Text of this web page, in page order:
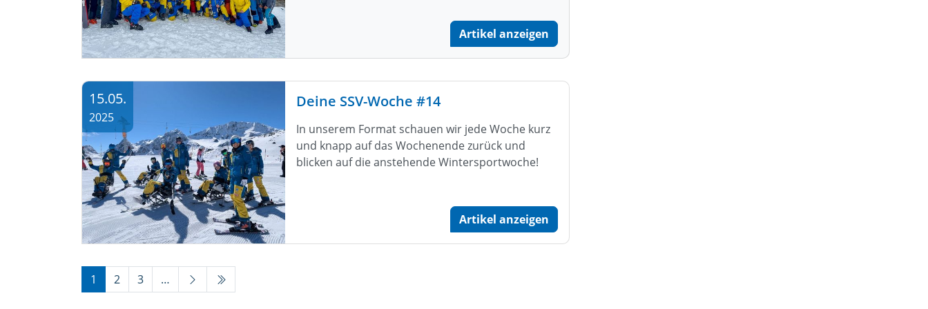
Artikel anzeigen
Deine SSV-Woche #14
In unserem Format schauen wir jede Woche kurz
und knapp auf das Wochenende zurück und
blicken auf die anstehende Wintersportwoche!
Artikel anzeigen
15.05.
2025
1 2 3 …